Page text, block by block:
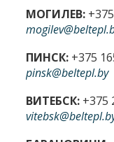
МОГИЛЕВ:
ПИНСК: +375
pinsk@beltepl.by
ВИТЕБСК: +375